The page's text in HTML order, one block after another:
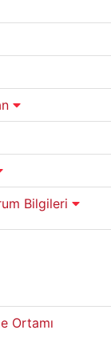
Bilgileri
Ortamı